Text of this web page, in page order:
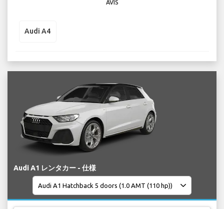
AVIS
Audi A4
Audi A1 レンタカー - 仕様